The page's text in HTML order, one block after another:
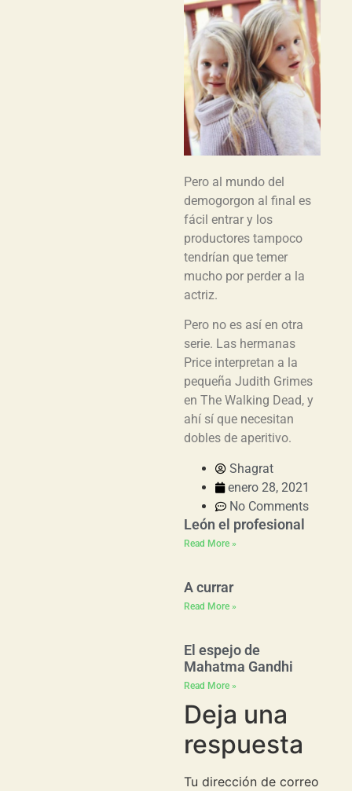
Pero al mundo del
demogorgon al final es
fácil entrar y los
productores tampoco
tendrían que temer
mucho por perder a la
actriz.
Pero no es así en otra
serie. Las hermanas
Price interpretan a la
pequeña Judith Grimes
en The Walking Dead, y
ahí sí que necesitan
dobles de aperitivo.
Shagrat
enero 28, 2021
No Comments
León el profesional
Read More »
A currar
Read More »
El espejo de
Mahatma Gandhi
Read More »
Deja una
respuesta
Tu dirección de correo